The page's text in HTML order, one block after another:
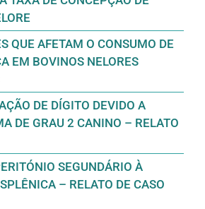
QUE AFETAM O CONSUMO DE
EM BOVINOS NELORES
DE DÍGITO DEVIDO A
DE GRAU 2 CANINO – RELATO
SEGUNDÁRIO À
– RELATO DE CASO